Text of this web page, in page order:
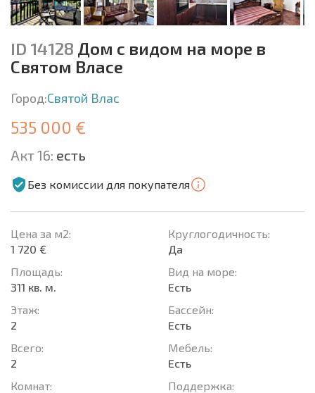
ID 14128 Дом с видом на море в
Святом Власе
Город:Святой Влас
535 000 €
Акт 16: есть
Без комиссии для покупателя
Цена за м2:
1 720 €
Площадь:
311 кв. м.
Этаж:
2
Всего:
2
Комнат:
Круглогодичность:
Да
Вид на море:
Есть
Басcейн:
Есть
Мебель:
Есть
Поддержка: